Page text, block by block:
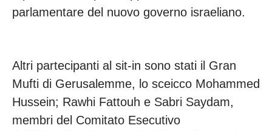
parlamentare del nuovo governo israeliano.
Altri partecipanti al sit-in sono stati il Gran
Mufti di Gerusalemme, lo sceicco Mohammed
Hussein; Rawhi Fattouh e Sabri Saydam,
membri del Comitato Esecutivo